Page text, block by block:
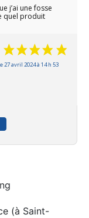
j’ai une fosse
quel produit
27 avril 2024 à 14 h 53
(à Saint-